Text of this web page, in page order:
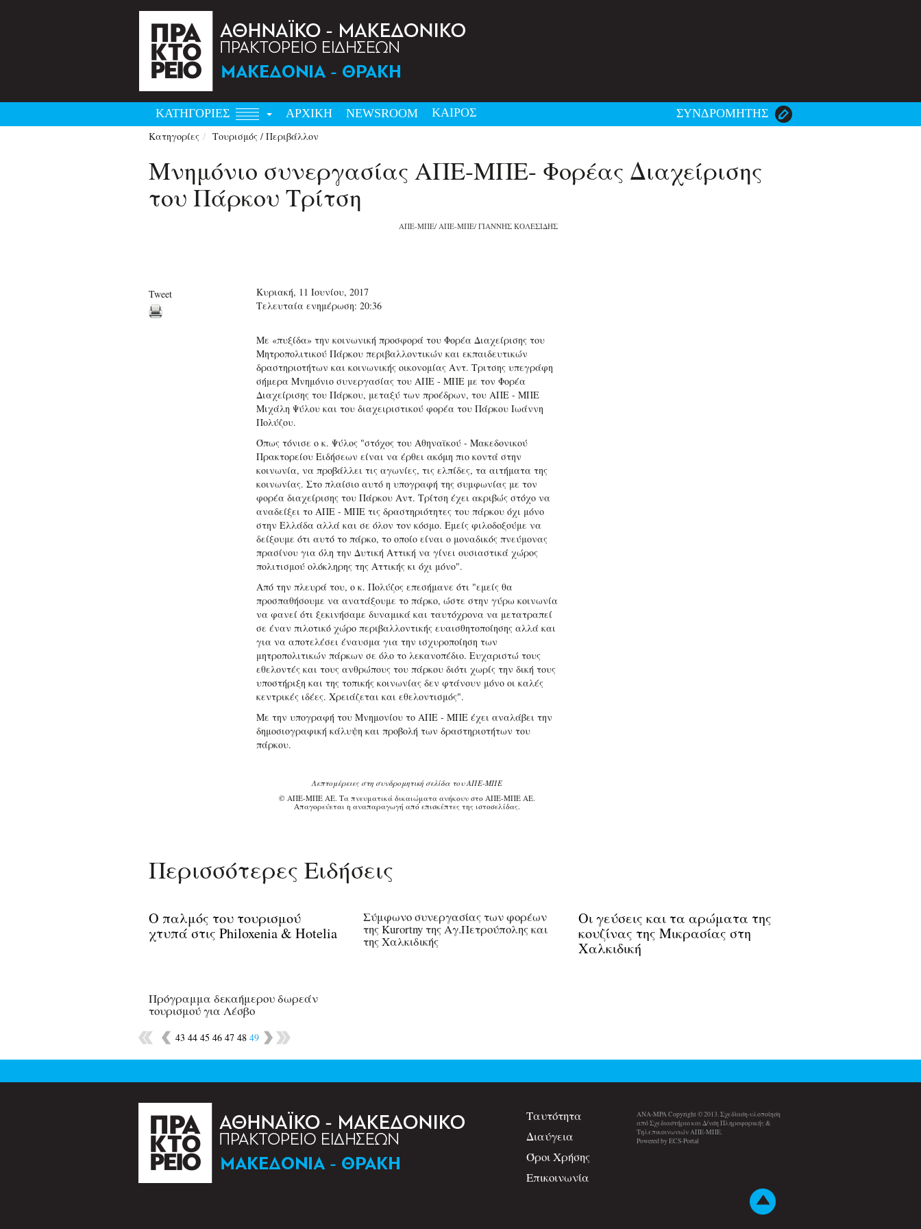
ΚΑΤΗΓΟΡΙΕΣ ΑΡΧΙΚΗ NEWSRΟΟΜ ΚΑΙΡΟΣ ΣΥΝΔΡΟΜΗΤΗΣ
Κατηγορίες Τουρισμός / Περιβάλλον
Μνημόνιο συνεργασίας ΑΠΕ-ΜΠΕ- Φορέας Διαχείρισης
του Πάρκου Τρίτση
ΑΠΕ-ΜΠΕ/ ΑΠΕ-ΜΠΕ/ ΓΙΑΝΝΗΣ ΚΟΛΕΣΙΔΗΣ
Tweet
Κυριακή, 11 Ιουνίου, 2017
Τελευταία ενημέρωση: 20:36
Με «πυξίδα» την κοινωνική προσφορά του Φορέα Διαχείρισης του
Μητροπολιτικού Πάρκου περιβαλλοντικών και εκπαιδευτικών
δραστηριοτήτων και κοινωνικής οικονομίας Αντ. Τριτσης υπεγράφη
σήμερα Μνημόνιο συνεργασίας του ΑΠΕ - ΜΠΕ με τον Φορέα
Διαχείρισης του Πάρκου, μεταξύ των προέδρων, του ΑΠΕ - ΜΠΕ
Μιχάλη Ψύλου και του διαχειριστικού φορέα του Πάρκου Ιωάννη
Πολύζου.
Όπως τόνισε ο κ. Ψύλος "στόχος του Αθηναϊκού - Μακεδονικού
Πρακτορείου Ειδήσεων είναι να έρθει ακόμη πιο κοντά στην
κοινωνία, να προβάλλει τις αγωνίες, τις ελπίδες, τα αιτήματα της
κοινωνίας. Στο πλαίσιο αυτό η υπογραφή της συμφωνίας με τον
φορέα διαχείρισης του Πάρκου Αντ. Τρίτση έχει ακριβώς στόχο να
αναδείξει το ΑΠΕ - ΜΠΕ τις δραστηριότητες του πάρκου όχι μόνο
στην Ελλάδα αλλά και σε όλον τον κόσμο. Εμείς φιλοδοξούμε να
δείξουμε ότι αυτό το πάρκο, το οποίο είναι ο μοναδικός πνεύμονας
πρασίνου για όλη την Δυτική Αττική να γίνει ουσιαστικά χώρος
πολιτισμού ολόκληρης της Αττικής κι όχι μόνο".
Από την πλευρά του, ο κ. Πολύζος επεσήμανε ότι "εμείς θα
προσπαθήσουμε να ανατάξουμε το πάρκο, ώστε στην γύρω κοινωνία
να φανεί ότι ξεκινήσαμε δυναμικά και ταυτόχρονα να μετατραπεί
σε έναν πιλοτικό χώρο περιβαλλοντικής ευαισθητοποίησης αλλά και
για να αποτελέσει έναυσμα για την ισχυροποίηση των
μητροπολιτικών πάρκων σε όλο το λεκανοπέδιο. Ευχαριστώ τους
εθελοντές και τους ανθρώπους του πάρκου διότι χωρίς την δική τους
υποστήριξη και της τοπικής κοινωνίας δεν φτάνουν μόνο οι καλές
κεντρικές ιδέες. Χρειάζεται και εθελοντισμός".
Με την υπογραφή του Μνημονίου το ΑΠΕ - ΜΠΕ έχει αναλάβει την
δημοσιογραφική κάλυψη και προβολή των δραστηριοτήτων του
πάρκου.
Λεπτομέρειες στη συνδρομητική σελίδα του ΑΠΕ-ΜΠΕ
© ΑΠΕ-ΜΠΕ ΑΕ. Τα πνευματικά δικαιώματα ανήκουν στο ΑΠΕ-ΜΠΕ ΑΕ.
Απαγορεύεται η αναπαραγωγή από επισκέπτες της ιστοσελίδας.
Περισσότερες Ειδήσεις
Ο παλμός του τουρισμού
χτυπά στις Philoxenia & Hotelia
Σύμφωνο συνεργασίας των φορέων
της Kurortny της Αγ.Πετρούπολης και
της Χαλκιδικής
Οι γεύσεις και τα αρώματα της
κουζίνας της Μικρασίας στη
Χαλκιδική
Πρόγραμμα δεκαήμερου δωρεάν
τουρισμού για Λέσβο
43 44 45 46 47 48 49
Ταυτότητα
Διαύγεια
Όροι Χρήσης
Επικοινωνία
ANA-MPA Copyright © 2013. Σχεδίαση-υλοποίηση
από Σχεδιαστήριο και Δ/νση Πληροφορικής &
Τηλεπικοινωνιών ΑΠΕ-ΜΠΕ.
Powered by ECS-Portal